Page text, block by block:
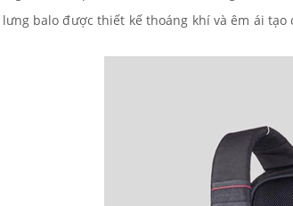
lưng balo được thiết kế thoáng khí và êm ái